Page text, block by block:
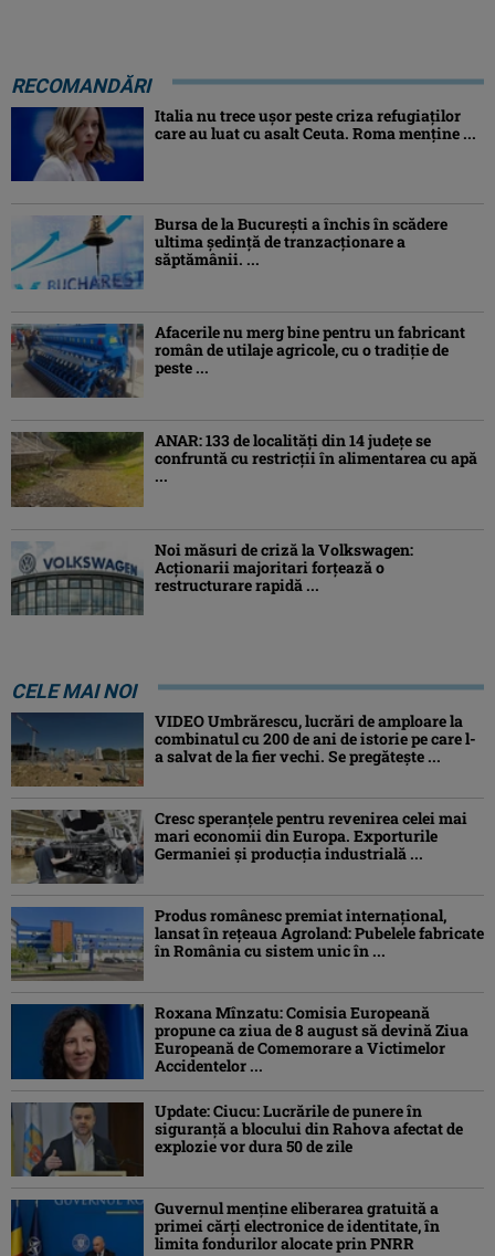
RECOMANDĂRI
Italia nu trece ușor peste criza refugiaților
care au luat cu asalt Ceuta. Roma menține ...
Bursa de la București a închis în scădere
ultima ședință de tranzacționare a
săptămânii. ...
Afacerile nu merg bine pentru un fabricant
român de utilaje agricole, cu o tradiție de
peste ...
ANAR: 133 de localități din 14 județe se
confruntă cu restricții în alimentarea cu apă
...
Noi măsuri de criză la Volkswagen:
Acționarii majoritari forțează o
restructurare rapidă ...
CELE MAI NOI
VIDEO Umbrărescu, lucrări de amploare la
combinatul cu 200 de ani de istorie pe care l-
a salvat de la fier vechi. Se pregătește ...
Cresc speranțele pentru revenirea celei mai
mari economii din Europa. Exporturile
Germaniei și producția industrială ...
Produs românesc premiat internațional,
lansat în rețeaua Agroland: Pubelele fabricate
în România cu sistem unic în ...
Roxana Mînzatu: Comisia Europeană
propune ca ziua de 8 august să devină Ziua
Europeană de Comemorare a Victimelor
Accidentelor ...
Update: Ciucu: Lucrările de punere în
siguranță a blocului din Rahova afectat de
explozie vor dura 50 de zile
Guvernul menține eliberarea gratuită a
primei cărţi electronice de identitate, în
limita fondurilor alocate prin PNRR